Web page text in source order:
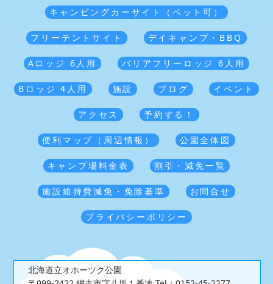
キャンピングカーサイト（ペット可）
フリーテントサイト デイキャンプ・BBQ
Aロッジ 6人用 バリアフリーロッジ 6人用
Bロッジ 4人用 施設 ブログ イベント
アクセス 予約する！
便利マップ（周辺情報） 公園全体図
キャンプ場料金表 割引・減免一覧
施設維持費減免・免除基準 お問合せ
プライバシーポリシー
北海道立オホーツク公園